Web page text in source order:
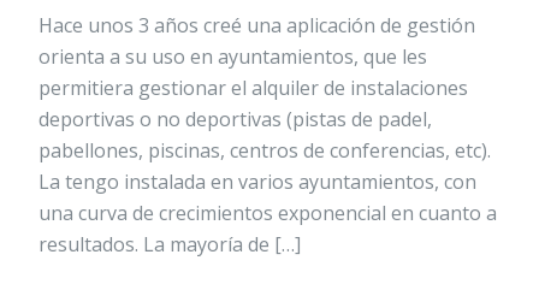
Hace unos 3 años creé una aplicación de gestión
orienta a su uso en ayuntamientos, que les
permitiera gestionar el alquiler de instalaciones
deportivas o no deportivas (pistas de padel,
pabellones, piscinas, centros de conferencias, etc).
La tengo instalada en varios ayuntamientos, con
una curva de crecimientos exponencial en cuanto a
resultados. La mayoría de […]